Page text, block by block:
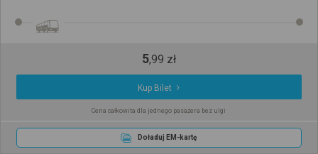
5,99 zł
Kup Bilet
Cena całkowita dla jednego pasażera bez ulgi
Doładuj EM-kartę